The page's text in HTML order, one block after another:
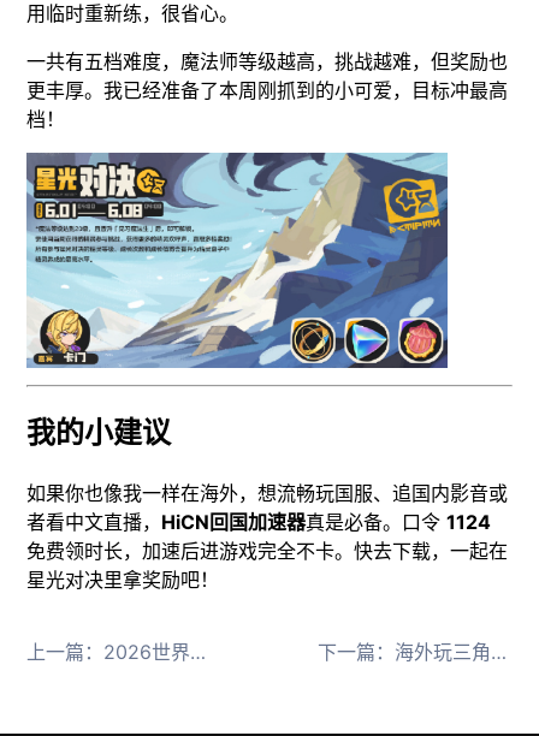
用临时重新练，很省心。
一共有五档难度，魔法师等级越高，挑战越难，但奖励也
更丰厚。我已经准备了本周刚抓到的小可爱，目标冲最高
档！
我的小建议
如果你也像我一样在海外，想流畅玩国服、追国内影音或
者看中文直播， HiCN回国加速器真是必备。口令1124
免费领时长，加速后进游戏完全不卡。快去下载，一起在
星光对决里拿奖励吧！
上一篇： 2026世界杯中文直播观看不了？海外党的完整看球指南 下一篇： 海外玩三角洲行动S10赛季用HiCN回国加速器免费领时长